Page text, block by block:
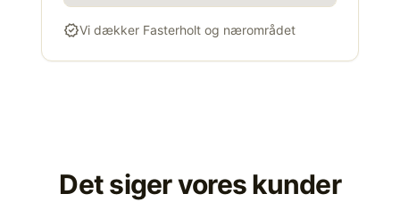
verifiedVi dækker Fasterholt og nærområdet
Det siger vores kunder